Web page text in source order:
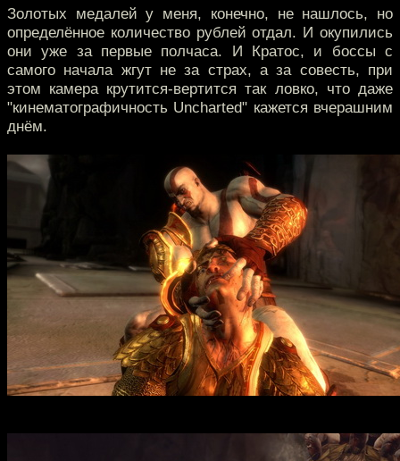
Золотых медалей у меня, конечно, не нашлось, но
определённое количество рублей отдал. И окупились
они уже за первые полчаса. И Кратос, и боссы с
самого начала жгут не за страх, а за совесть, при
этом камера крутится-вертится так ловко, что даже
"кинематографичность Uncharted" кажется вчерашним
днём.